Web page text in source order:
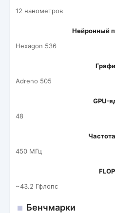
12 нанометров
Нейронный
Hexagon 536
Adreno 505
GPU-
48
450 МГц
~43.2 Гфлопс
Бенчмарки